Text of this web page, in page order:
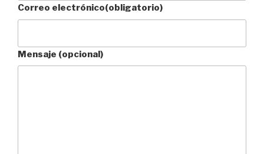
Correo electrónico(obligatorio)
Mensaje (opcional)